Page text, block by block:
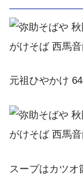
元祖ひやかけ
スープはカツ